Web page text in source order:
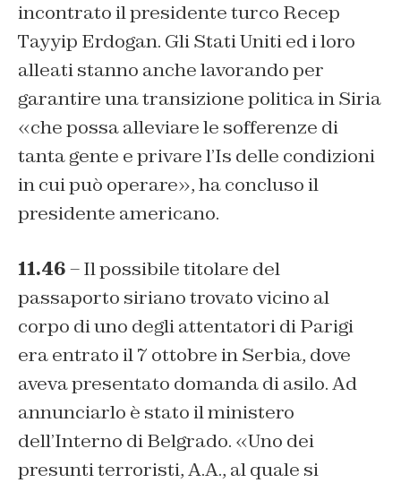
incontrato il presidente turco Recep
Tayyip Erdogan. Gli Stati Uniti ed i loro
alleati stanno anche lavorando per
garantire una transizione politica in Siria
«che possa alleviare le sofferenze di
tanta gente e privare l’Is delle condizioni
in cui può operare», ha concluso il
presidente americano.
11.46– Il possibile titolare del
passaporto siriano trovato vicino al
corpo di uno degli attentatori di Parigi
era entrato il 7 ottobre in Serbia, dove
aveva presentato domanda di asilo. Ad
annunciarlo è stato il ministero
dell’Interno di Belgrado. «Uno dei
presunti terroristi, A.A., al quale si